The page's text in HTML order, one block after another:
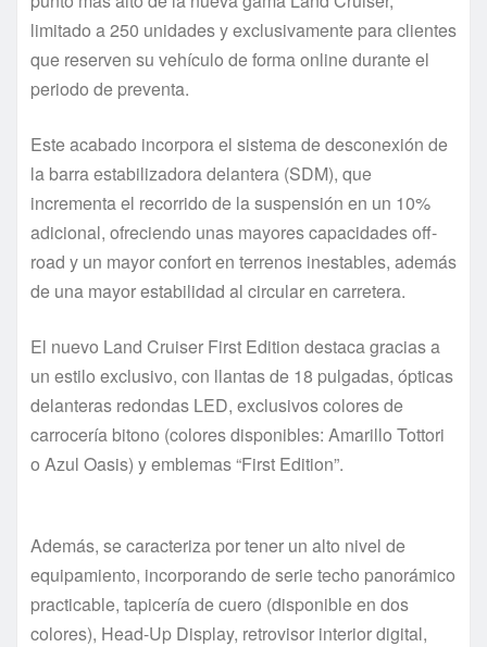
limitado a 250 unidades y exclusivamente para clientes
que reserven su vehículo de forma online durante el
periodo de preventa.
Este acabado incorpora el sistema de desconexión de
la barra estabilizadora delantera (SDM), que
incrementa el recorrido de la suspensión en un 10%
adicional, ofreciendo unas mayores capacidades off-
road y un mayor confort en terrenos inestables, además
de una mayor estabilidad al circular en carretera.
El nuevo Land Cruiser First Edition destaca gracias a
un estilo exclusivo, con llantas de 18 pulgadas, ópticas
delanteras redondas LED, exclusivos colores de
carrocería bitono (colores disponibles: Amarillo Tottori
o Azul Oasis) y emblemas “First Edition”.
Además, se caracteriza por tener un alto nivel de
equipamiento, incorporando de serie techo panorámico
practicable, tapicería de cuero (disponible en dos
colores), Head-Up Display, retrovisor interior digital,